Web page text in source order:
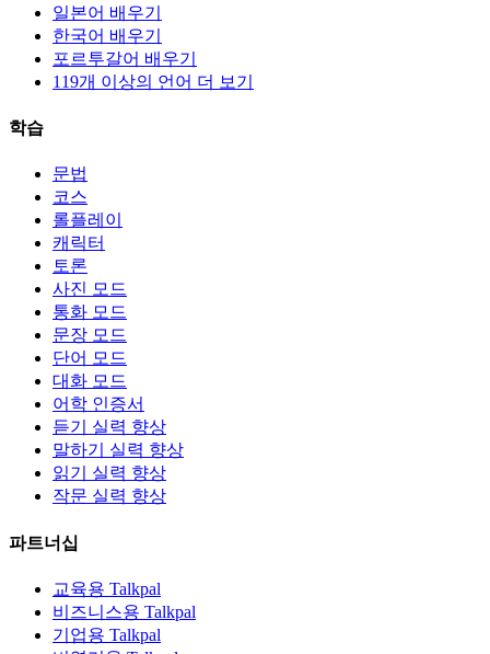
일본어 배우기
한국어 배우기
포르투갈어 배우기
119개 이상의 언어 더 보기
학습
문법
코스
롤플레이
캐릭터
토론
사진 모드
통화 모드
문장 모드
단어 모드
대화 모드
어학 인증서
듣기 실력 향상
말하기 실력 향상
읽기 실력 향상
작문 실력 향상
파트너십
교육용 Talkpal
비즈니스용 Talkpal
기업용 Talkpal